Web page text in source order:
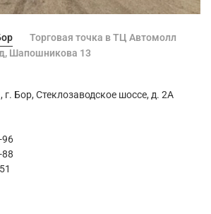
Торговая точка в ТЦ Автомолл
Шапошникова 13
Бор, Стеклозаводское шоссе, д. 2А
96